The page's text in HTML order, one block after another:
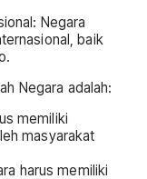
Negara
baik
Negara adalah:
memiliki
masyarakat
harus memiliki